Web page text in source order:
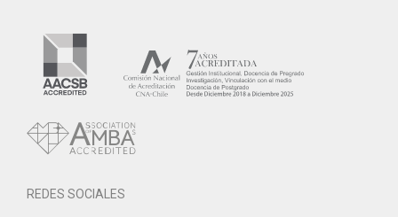
REDES SOCIALES